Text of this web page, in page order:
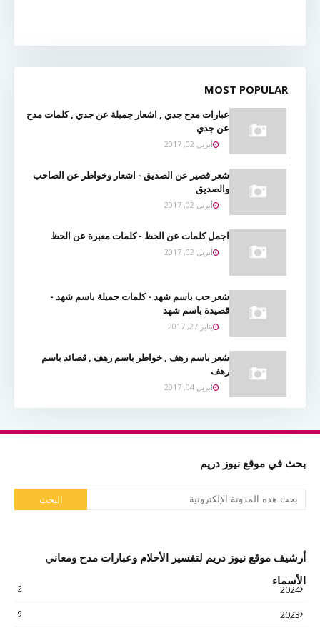
MOST POPULAR
عبارات مدح جدي , اشعار جميلة عن جدي , كلمات مدح
عن جدي
أبريل 02, 2017
شعر قصير عن الصديق - اشعار وخواطر عن الصاحب
والصديق
أبريل 02, 2017
اجمل كلمات عن الحظ - كلمات معبرة عن الحظ
أبريل 02, 2017
شعر حب باسم شهد - كلمات جميلة باسم شهد -
قصيدة باسم شهد
يناير 27, 2017
شعر باسم رهف , خواطر باسم رهف , قصائد باسم
رهف
أبريل 04, 2017
بحث في موقع نيوز دريم
أرشيف موقع نيوز دريم لتفسير الأحلام وعبارات مدح ومعاني
الأسماء
2024
2
2023
9